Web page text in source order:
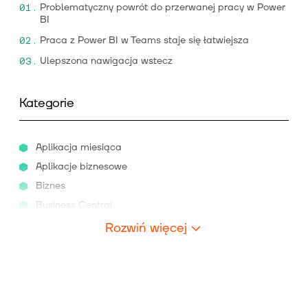
Problematyczny powrót do przerwanej pracy w Power
BI
Praca z Power BI w Teams staje się łatwiejsza
Ulepszona nawigacja wstecz
Kategorie
Aplikacja miesiąca
Aplikacje biznesowe
Biznes
Business Central
Rozwiń więcej